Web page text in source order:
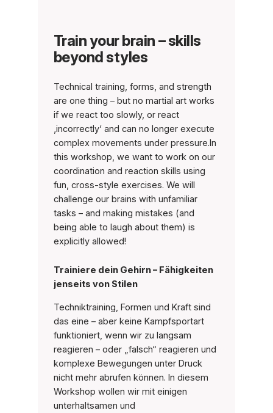
Train your brain – skills
beyond styles
Technical training, forms, and strength
are one thing – but no martial art works
if we react too slowly, or react
‚incorrectly‘ and can no longer execute
complex movements under pressure.In
this workshop, we want to work on our
coordination and reaction skills using
fun, cross-style exercises. We will
challenge our brains with unfamiliar
tasks – and making mistakes (and
being able to laugh about them) is
explicitly allowed!
Trainiere dein Gehirn – Fähigkeiten
jenseits von Stilen
Techniktraining, Formen und Kraft sind
das eine – aber keine Kampfsportart
funktioniert, wenn wir zu langsam
reagieren – oder „falsch“ reagieren und
komplexe Bewegungen unter Druck
nicht mehr abrufen können. In diesem
Workshop wollen wir mit einigen
unterhaltsamen und